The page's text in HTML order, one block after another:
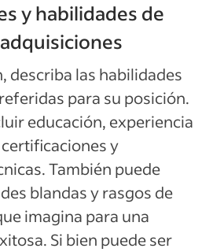
y habilidades de
describa las habilidades
para su posición.
educación, experiencia
y
También puede
blandas y rasgos de
imagina para una
Si bien puede ser